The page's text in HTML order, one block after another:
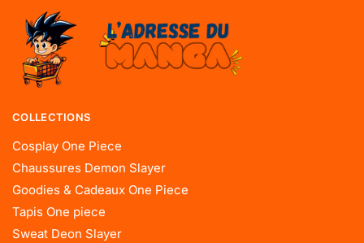
COLLECTIONS
Cosplay One Piece
Chaussures Demon Slayer
Goodies & Cadeaux One Piece
Tapis One piece
Sweat Deon Slayer